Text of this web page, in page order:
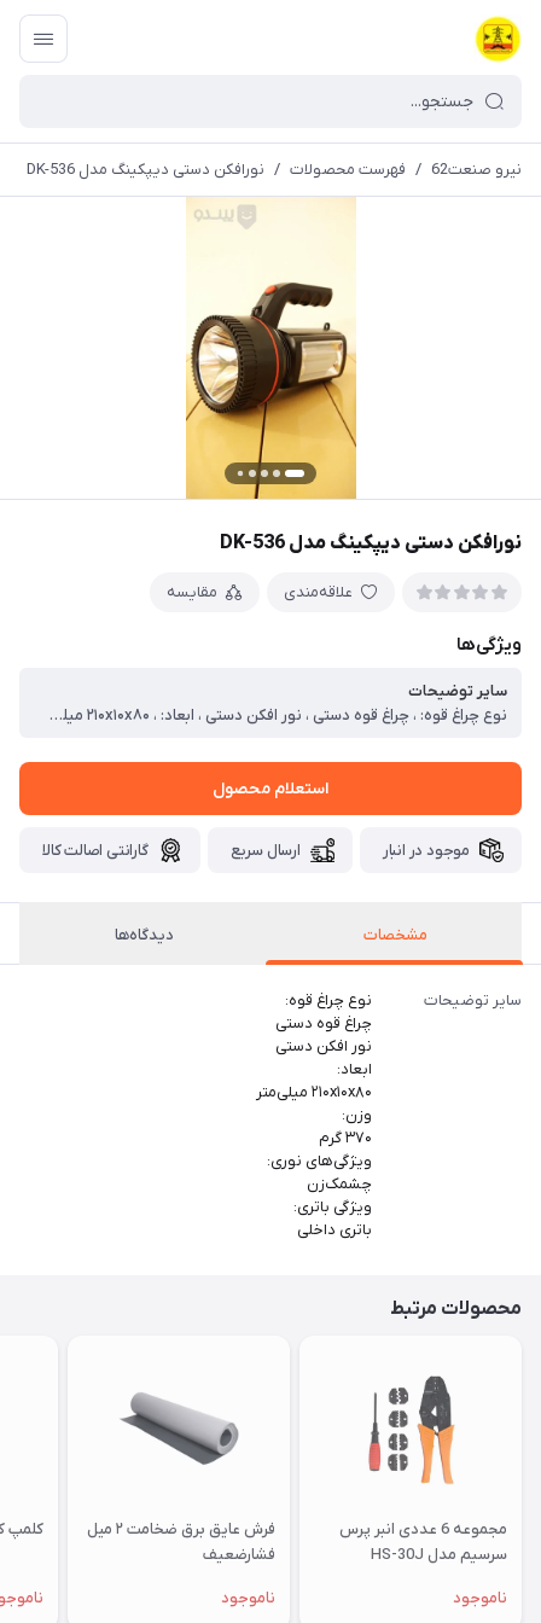
نیرو صنعت62 / فهرست محصولات / نورافکن دستی دیپکینگ مدل DK-536
نورافکن دستی دیپکینگ مدل DK-536
علاقه‌مندی مقایسه
ویژگی‌ها
سایر توضیحات
نوع چراغ قوه: ، چراغ قوه دستی ، نور افکن دستی ، ابعاد: ، ۲۱۰x۱۰x۸۰ میلی‌متر ، وزن: ، ۳۷۰ گرم ، ویژگی‌های نوری: ، چشمک‌زن ، ویژگی باتری: ، باتری داخلی
استعلام محصول
موجود در انبار ارسال سریع گارانتی اصالت کالا
مشخصات دیدگاه‌ها
سایر توضیحات
نوع چراغ قوه:
چراغ قوه دستی
نور افکن دستی
ابعاد:
۲۱۰x۱۰x۸۰ میلی‌متر
وزن:
۳۷۰ گرم
ویژگی‌های نوری:
چشمک‌زن
ویژگی باتری:
باتری داخلی
محصولات مرتبط
مجموعه 6 عددی انبر پرس
سرسیم مدل HS-30J
ناموجود
فرش عایق برق ضخامت ۲ میل
فشارضعیف
ناموجود
کلمپ